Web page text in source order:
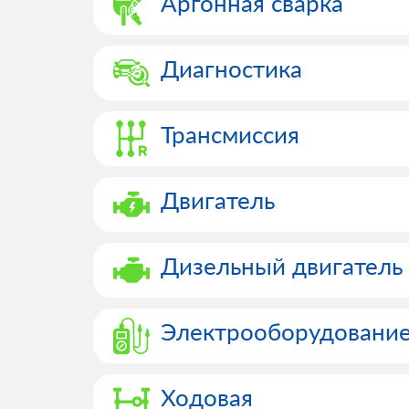
Диагностика
Трансмиссия
Двигатель
Дизельный двигатель
Ходовая